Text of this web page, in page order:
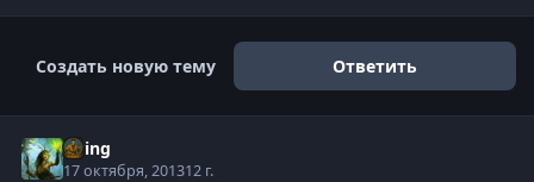
Создать новую тему Ответить
Elring
17 октября, 201312 г.